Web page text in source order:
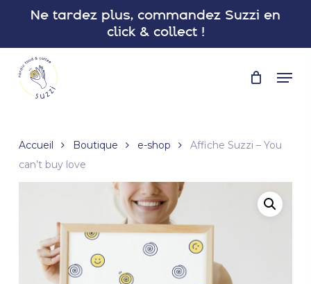
Ne tardez plus, commandez Suzzi en
click & collect !
Accueil Boutique e-shop
Affiche Suzzi – You
can’t buy love